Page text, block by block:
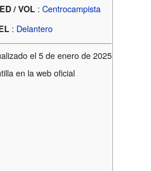
/ VOL: Centrocampista
: Delantero
el 5 de enero de 2025
en la web oficial